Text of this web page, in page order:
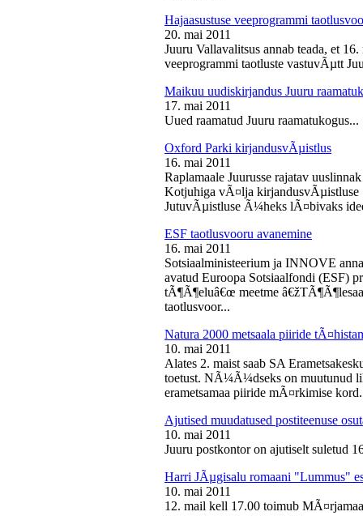
Hajaasustuse veeprogrammi
20. mai 2011
Juuru Vallavalitsus annab teada, et
veeprogrammi taotluste vastuvÃµtt
Maikuu uudiskirjandus Juuru
17. mai 2011
Uued raamatud Juuru raamatukogus...
Oxford Parki kirjandusvÃµistlus
16. mai 2011
Raplamaale Juurusse rajatav
Kotjuhiga vÃ¤lja
JutuvÃµistluse Ã¼heks lÃ¤bivaks
ESF taotlusvooru avanemine
16. mai 2011
Sotsiaalministeerium ja INNOVE
avatud Euroopa Sotsiaalfondi (ESF)
tÃ¶Ã¶eluâ€œ meetme
taotlusvoor...
Natura 2000 metsaala piiride
10. mai 2011
Alates 2. maist saab SA
toetust. NÃ¼Ã¼dseks on muutunud
erametsamaa piiride mÃ¤rkimise
Ajutised muudatused postiteenuse
10. mai 2011
Juuru postkontor on ajutiselt suletud
Harri JÃµgisalu romaani "Lummus"
10. mai 2011
12. mail kell 17.00 toimub